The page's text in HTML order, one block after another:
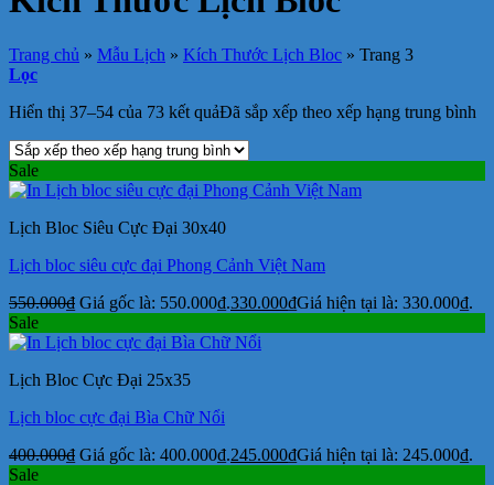
Trang chủ » Mẫu Lịch » Kích Thước Lịch Bloc » Trang 3
Lọc
Hiển thị 37–54 của 73 kết quảĐã sắp xếp theo xếp hạng trung bình
Sale
Lịch Bloc Siêu Cực Đại 30x40
Lịch bloc siêu cực đại Phong Cảnh Việt Nam
550.000₫ Giá gốc là: 550.000₫.330.000₫Giá hiện tại là: 330.000₫.
Sale
Lịch Bloc Cực Đại 25x35
Lịch bloc cực đại Bìa Chữ Nổi
400.000₫ Giá gốc là: 400.000₫.245.000₫Giá hiện tại là: 245.000₫.
Sale